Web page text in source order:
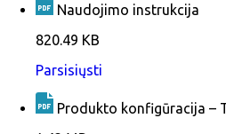
Naudojimo instrukcija
820.49 KB
Parsisiųsti
Produkto konfigūracija –